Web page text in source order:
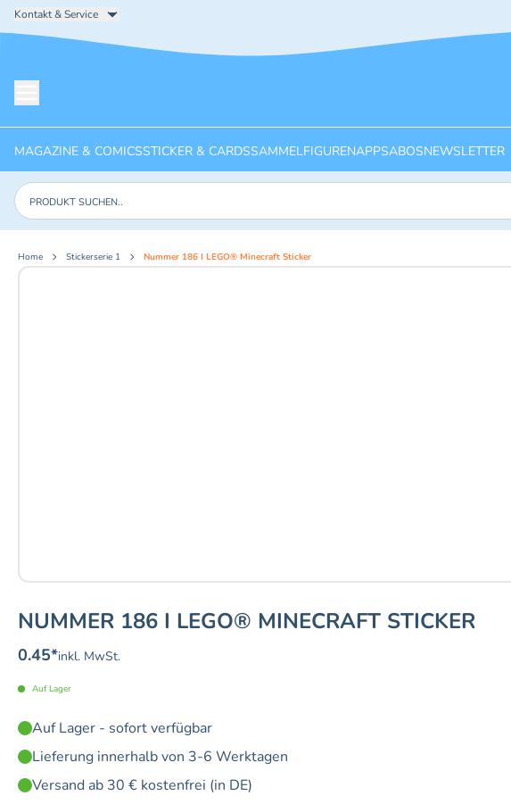
Kontakt & Service
MAGAZINE & COMICSSTICKER & CARDSSAMMELFIGURENAPPSABOSNEWSLETTER
Produkte suchen
Home Stickerserie 1 Nummer 186 I LEGO® Minecraft Sticker
NUMMER 186 I LEGO® MINECRAFT STICKER
0.45*inkl. MwSt.
Auf Lager
Auf Lager - sofort verfügbar
Lieferung innerhalb von 3-6 Werktagen
Versand ab 30 € kostenfrei (in DE)